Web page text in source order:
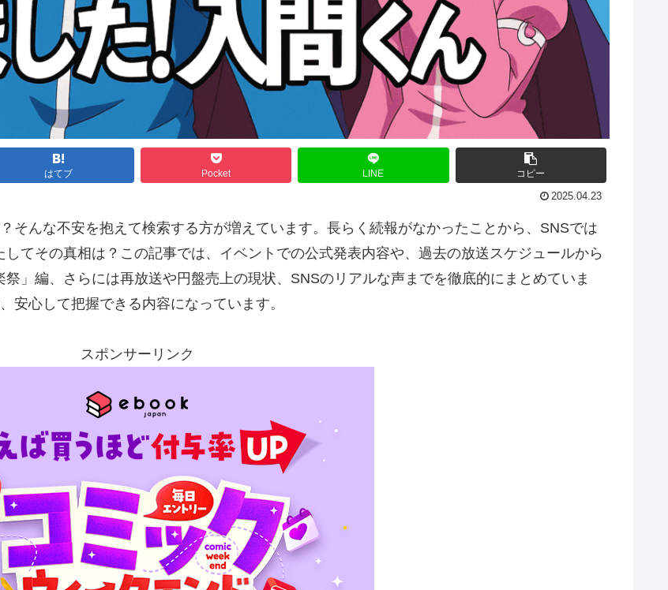
はてブ Pocket LINE コピー
2025.04.23
そんな不安を抱えて検索する方が増えています。長らく続報がなかったことから、SNSでは
てその真相は？この記事では、イベントでの公式発表内容や、過去の放送スケジュールから
」編、さらには再放送や円盤売上の現状、SNSのリアルな声までを徹底的にまとめていま
安心して把握できる内容になっています。
スポンサーリンク